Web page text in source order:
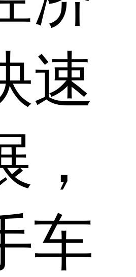
速
，
车